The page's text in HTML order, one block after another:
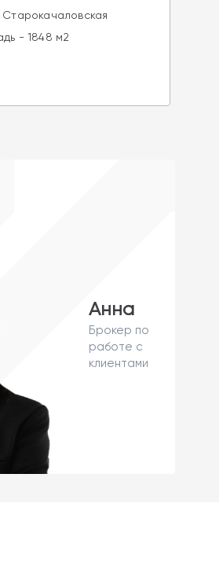
Старокачаловская
- 1848 м2
Анна
Брокер по
работе с
клиентами